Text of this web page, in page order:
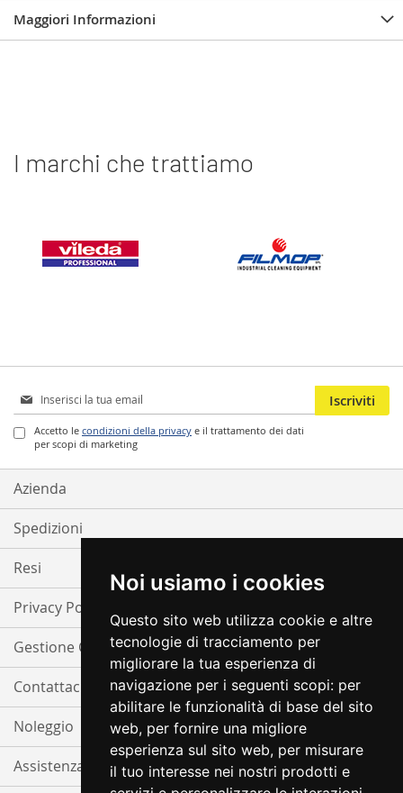
Noi usiamo i cookies
Questo sito web utilizza cookie e altre
tecnologie di tracciamento per
migliorare la tua esperienza di
navigazione per i seguenti scopi: per
abilitare le funzionalità di base del sito
web, per fornire una migliore
esperienza sul sito web, per misurare
il tuo interesse nei nostri prodotti e
Maggiori Informazioni
I marchi che trattiamo
Iscriviti
alla
nostra
Newsletter:
Accetto le condizioni della privacy e il trattamento dei dati
per scopi di marketing
Iscriviti
Azienda
Spedizioni
Resi
Privacy Policy
Gestione Cookie
Contattaci
Noleggio
Assistenza